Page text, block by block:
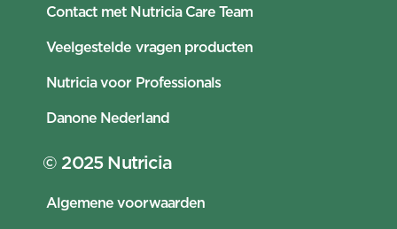
Contact met Nutricia Care Team
Veelgestelde vragen producten
Nutricia voor Professionals
Danone Nederland
© 2025 Nutricia
Algemene voorwaarden